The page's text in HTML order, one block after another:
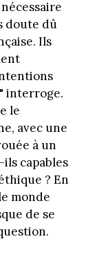
doute dû
Ils
interroge.
le
avec une
à un
ils capables
? En
monde
de se